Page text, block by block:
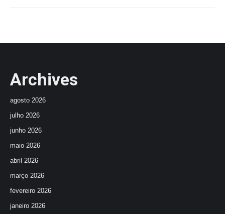
Archives
agosto 2026
julho 2026
junho 2026
maio 2026
abril 2026
março 2026
fevereiro 2026
janeiro 2026